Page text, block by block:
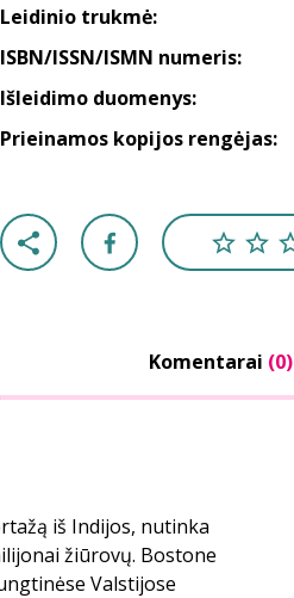
Leidinio trukmė:
ISBN/ISSN/ISMN numeris:
Išleidimo duomenys:
Prieinamos kopijos rengėjas:
Komentarai (0)
iš Indijos, nutinka
žiūrovų. Bostone
Valstijose